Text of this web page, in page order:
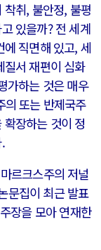
취, 불안정, 불평
있을까? 전 세계
직면해 있고, 세
질서 재편이 심화
가하는 것은 매우
의 또는 반제국주
장하는 것이 정
르크스주의 저널
문집이 최근 발표
장을 모아 연재한